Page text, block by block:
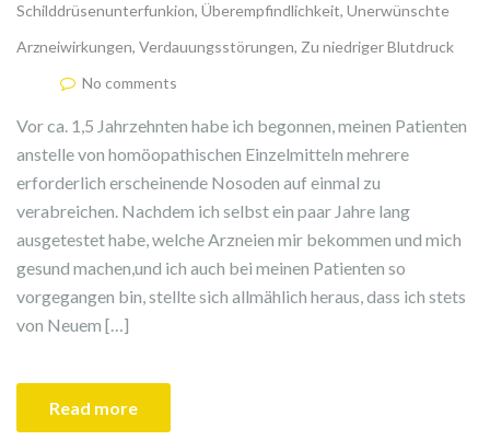
Schilddrüsenunterfunkion, Überempfindlichkeit, Unerwünschte
Arzneiwirkungen, Verdauungsstörungen, Zu niedriger Blutdruck
No comments
Vor ca. 1,5 Jahrzehnten habe ich begonnen, meinen Patienten
anstelle von homöopathischen Einzelmitteln mehrere
erforderlich erscheinende Nosoden auf einmal zu
verabreichen. Nachdem ich selbst ein paar Jahre lang
ausgetestet habe, welche Arzneien mir bekommen und mich
gesund machen,und ich auch bei meinen Patienten so
vorgegangen bin, stellte sich allmählich heraus, dass ich stets
von Neuem […]
Read more